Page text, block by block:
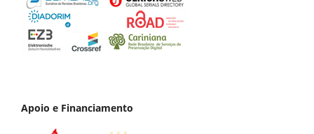
Apoio e Financiamento